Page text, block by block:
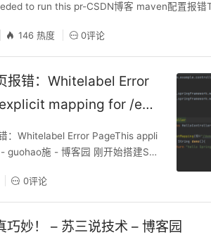
to run this pr-CSDN博客 maven配置报错
146 热度 0评论
报错：Whitelabel Error
mapping for /err
：Whitelabel Error PageThis appli
施 - 博客园 刚开始搭建Sp
0评论
妙！ – 苏三说技术 – 博客园